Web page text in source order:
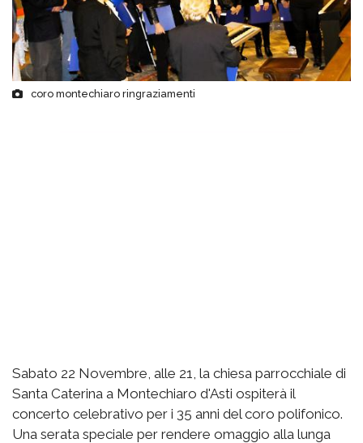
coro montechiaro ringraziamenti
Sabato 22 Novembre, alle 21, la chiesa parrocchiale di
Santa Caterina a Montechiaro d'Asti ospiterà il
concerto celebrativo per i 35 anni del coro polifonico.
Una serata speciale per rendere omaggio alla lunga